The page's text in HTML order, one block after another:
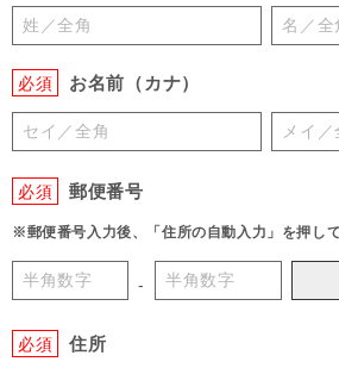
必須 お名前（カナ）
必須 郵便番号
※郵便番号入力後、「住所の自動入力」を押し
-
必須 住所